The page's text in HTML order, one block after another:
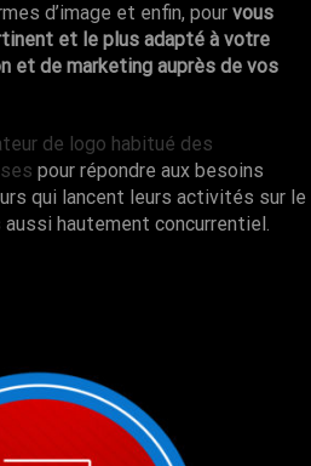
d’image et enfin, pour vous
et le plus adapté à votre
et de marketing auprès de vos
de logo habitué des
pour répondre aux besoins
qui lancent leurs activités sur le
hautement concurrentiel.